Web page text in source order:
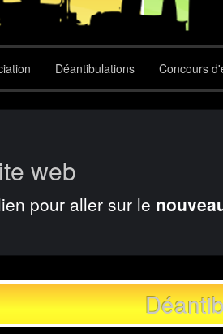
Déantibulations Concours
web
pour aller sur le